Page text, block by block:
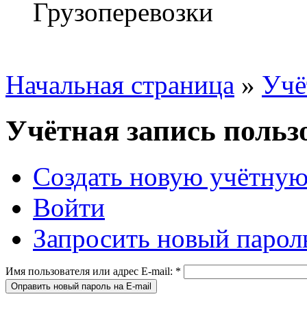
Грузоперевозки
Начальная страница »
Учётная запись
Создать новую
Войти
Запросить новый
Имя пользователя или адрес E-mail: *